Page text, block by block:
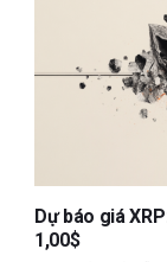
Dự báo giá
1,00$